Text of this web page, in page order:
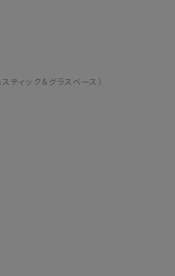
ティック＆グラスベース）